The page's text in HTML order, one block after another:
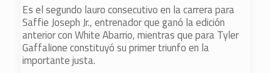
Es el segundo lauro consecutivo en la carrera para
Saffie Joseph Jr., entrenador que ganó la edición
anterior con White Abarrio, mientras que para Tyler
Gaffalione constituyó su primer triunfo en la
importante justa.